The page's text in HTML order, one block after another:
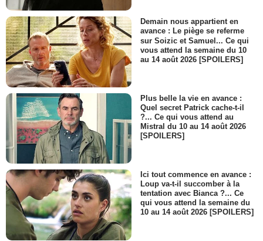
Demain nous appartient en
avance : Le piège se referme
sur Soizic et Samuel... Ce qui
vous attend la semaine du 10
au 14 août 2026 [SPOILERS]
Plus belle la vie en avance :
Quel secret Patrick cache-t-il
?... Ce qui vous attend au
Mistral du 10 au 14 août 2026
[SPOILERS]
Ici tout commence en avance :
Loup va-t-il succomber à la
tentation avec Bianca ?... Ce
qui vous attend la semaine du
10 au 14 août 2026 [SPOILERS]